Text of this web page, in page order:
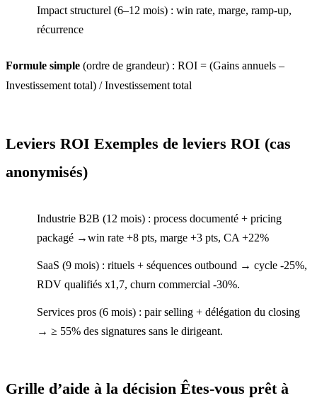
Impact structurel (6–12 mois) : win rate, marge, ramp‑up,
récurrence
Formule simple (ordre de grandeur) : ROI = (Gains annuels –
Investissement total) / Investissement total
Leviers ROI Exemples de leviers ROI (cas
anonymisés)
Industrie B2B (12 mois) : process documenté + pricing
packagé →win rate +8 pts, marge +3 pts, CA +22%
SaaS (9 mois) : rituels + séquences outbound → cycle -25%,
RDV qualifiés x1,7, churn commercial -30%.
Services pros (6 mois) : pair selling + délégation du closing
→ ≥ 55% des signatures sans le dirigeant.
Grille d’aide à la décision Êtes-vous prêt à